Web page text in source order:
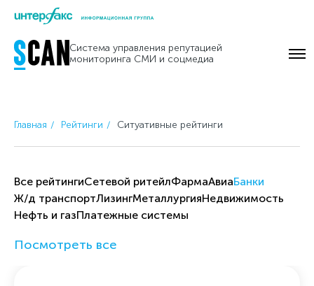
Skip
content
Система управления репутацией
мониторинга СМИ и соцмедиа
Главная Рейтинги Ситуативные рейтинги
Все рейтингиCетевой ритейлФармаАвиаБанки
Ж/д транспортЛизингМеталлургияНедвижимость
Нефть и газПлатежные системы
Посмотреть все